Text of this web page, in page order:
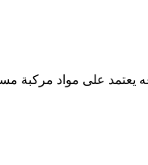
يعتمد على مواد مركبة